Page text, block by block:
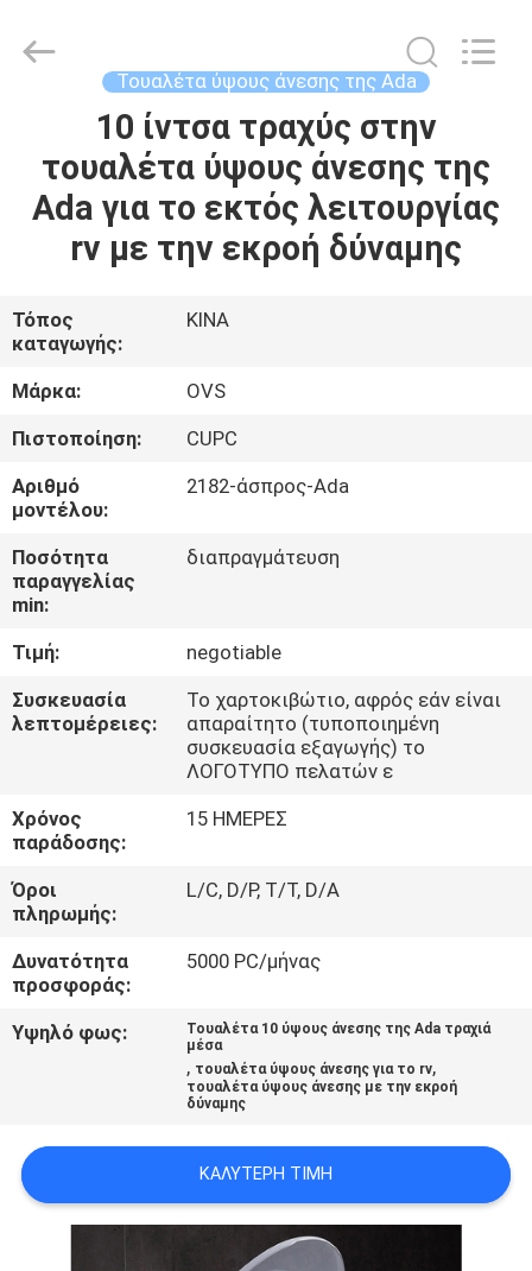
ΠΡΟΪΌΝΤΑ
ΠΕΡΊΠΟΥ
ΕΜΕΊΣ
ΓΎΡΟΣ
ΕΡΓΟΣΤΑΣΊΩΝ
ΠΟΙΟΤΙΚΌΣ
ΈΛΕΓΧΟΣ
ΕΛΆΤΕ
ΣΕ
ΕΠΑΦΉ
ΕΙΔΉΣΕΙΣ
SITEMAP
Τουαλέτα ύψους άνεσης της Ada
10 ίντσα τραχύς στην
τουαλέτα ύψους άνεσης της
Ada για το εκτός λειτουργίας
rv με την εκροή δύναμης
Τόπος
καταγωγής:
ΚΙΝΑ
Μάρκα:
OVS
Πιστοποίηση:
CUPC
Αριθμό
μοντέλου:
2182-άσπρος-Ada
Ποσότητα
παραγγελίας
min:
διαπραγμάτευση
Τιμή:
negotiable
Συσκευασία
λεπτομέρειες:
Το χαρτοκιβώτιο, αφρός εάν είναι
απαραίτητο (τυποποιημένη
συσκευασία εξαγωγής) το
ΛΟΓΟΤΥΠΟ πελατών ε
Χρόνος
παράδοσης:
15 ΗΜΕΡΕΣ
Όροι
πληρωμής:
L/C, D/P, T/T, D/A
Δυνατότητα
προσφοράς:
5000 PC/μήνας
Υψηλό φως:
Τουαλέτα 10 ύψους άνεσης της Ada τραχιά
μέσα
, τουαλέτα ύψους άνεσης για το rv,
τουαλέτα ύψους άνεσης με την εκροή
δύναμης
ΚΑΛΎΤΕΡΗ ΤΙΜΉ